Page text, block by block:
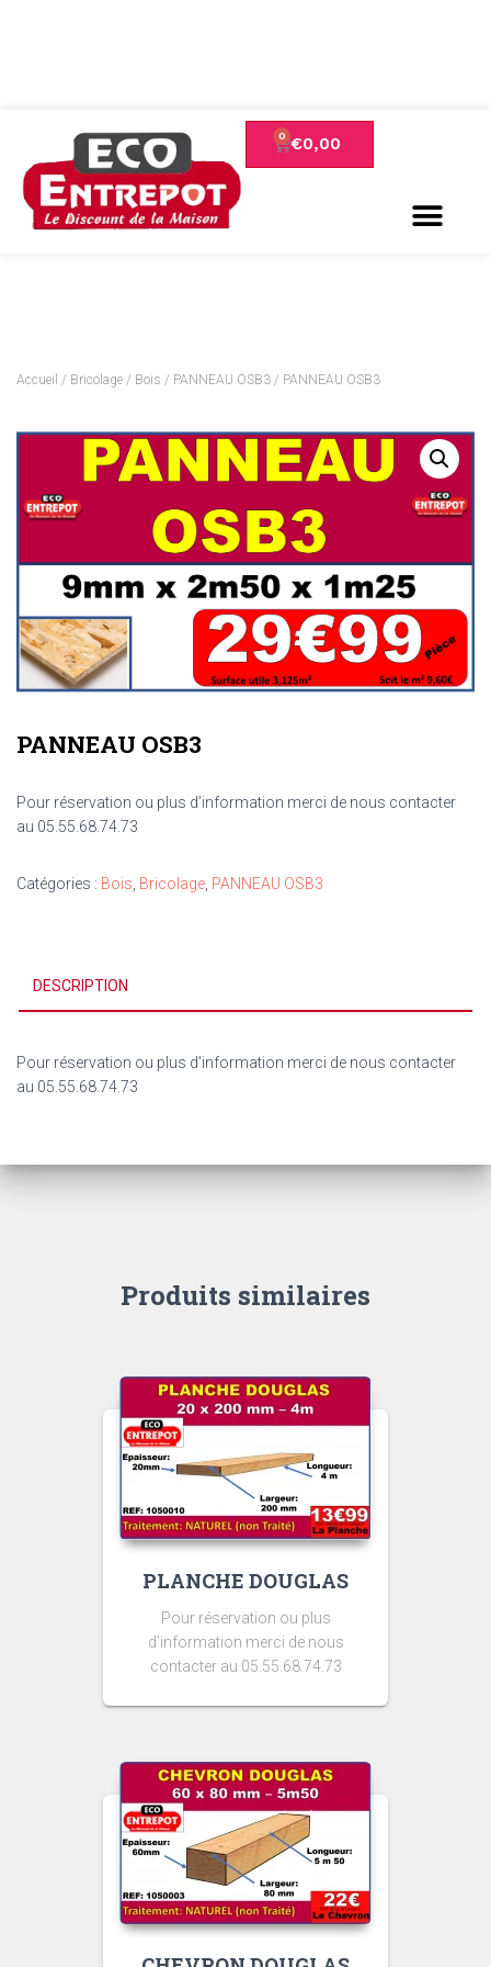
€0,00
Accueil / Bricolage / Bois / PANNEAU OSB3 / PANNEAU OSB3
PANNEAU OSB3
Pour réservation ou plus d’information merci de nous contacter
au 05.55.68.74.73
Catégories : Bois Bricolage PANNEAU OSB3
DESCRIPTION
Pour réservation ou plus d’information merci de nous contacter
au 05.55.68.74.73
Produits similaires
PLANCHE DOUGLAS
Pour réservation ou plus
d’information merci de nous
contacter au 05.55.68.74.73